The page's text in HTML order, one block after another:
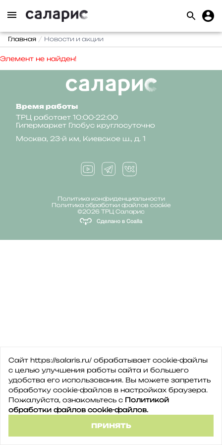
Главная Новости и акции
Элемент не найден!
Время работы
ТРЦ работает 10:00-22:00
Гипермаркет Глобус круглосуточно
Москва, 23-й км, Киевское ш., д. 1
Политика конфиденциальности
Политика обработки файлов cookie
©2026 ТРЦ Саларис
Сайт https://salaris.ru/ обрабатывает cookie-файлы
с целью улучшения работы сайта и большего
удобства его использования. Вы можете запретить
обработку сookie-файлов в настройках браузера.
Пожалуйста, ознакомьтесь с Политикой
обработки файлов cookie-файлов.
ПРИНЯТЬ